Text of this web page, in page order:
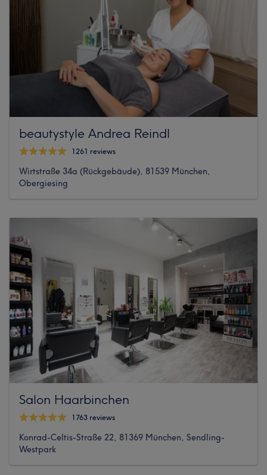
beautystyle Andrea Reindl
1261 reviews
Wirtstraße 34a (Rückgebäude), 81539 München,
Obergiesing
Salon Haarbinchen
1763 reviews
Konrad-Celtis-Straße 22, 81369 München, Sendling-
Westpark